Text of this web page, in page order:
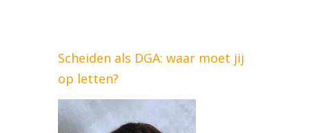
Scheiden als DGA: waar moet jij
op letten?